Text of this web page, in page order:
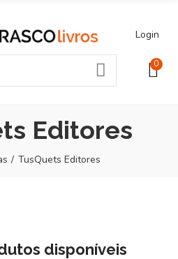
Login
0
Editores
TusQuets Editores
disponíveis